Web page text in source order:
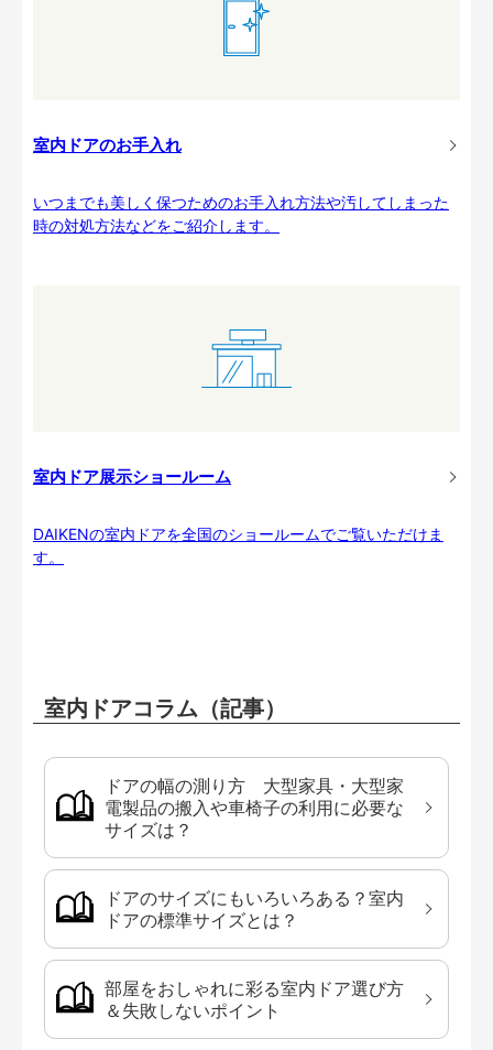
室内ドアのお手入れ
いつまでも美しく保つためのお手入れ方法や汚してしまった
時の対処方法などをご紹介します。
室内ドア展示ショールーム
DAIKENの室内ドアを全国のショールームでご覧いただけま
す。
室内ドアコラム（記事）
ドアの幅の測り方 大型家具・大型家
電製品の搬入や車椅子の利用に必要な
サイズは？
ドアのサイズにもいろいろある？室内
ドアの標準サイズとは？
部屋をおしゃれに彩る室内ドア選び方
＆失敗しないポイント